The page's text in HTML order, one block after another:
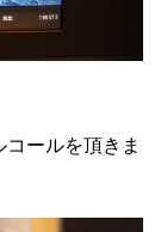
ールを頂きま